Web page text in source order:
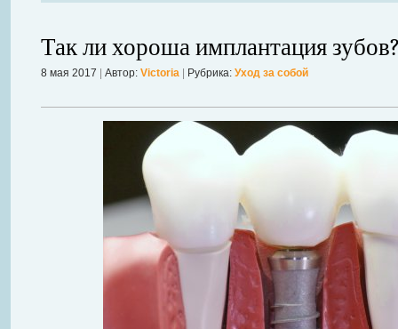
Так ли хороша имплантация
8 мая 2017 Автор: Victoria Рубрика: Уход за собой